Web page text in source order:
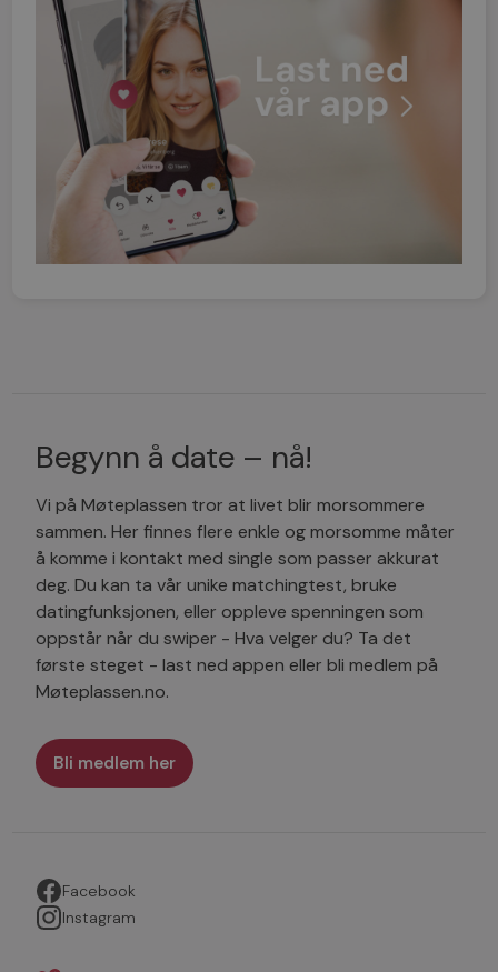
Begynn å date – nå!
Vi på Møteplassen tror at livet blir morsommere
sammen. Her finnes flere enkle og morsomme måter
å komme i kontakt med single som passer akkurat
deg. Du kan ta vår unike matchingtest, bruke
datingfunksjonen, eller oppleve spenningen som
oppstår når du swiper - Hva velger du? Ta det
første steget - last ned appen eller bli medlem på
Møteplassen.no.
Bli medlem her
Facebook
Instagram